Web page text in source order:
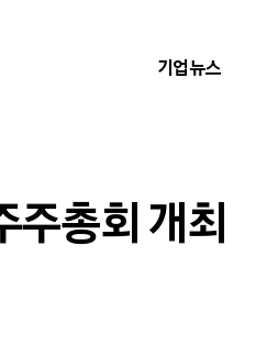
기업뉴스
총회 개최